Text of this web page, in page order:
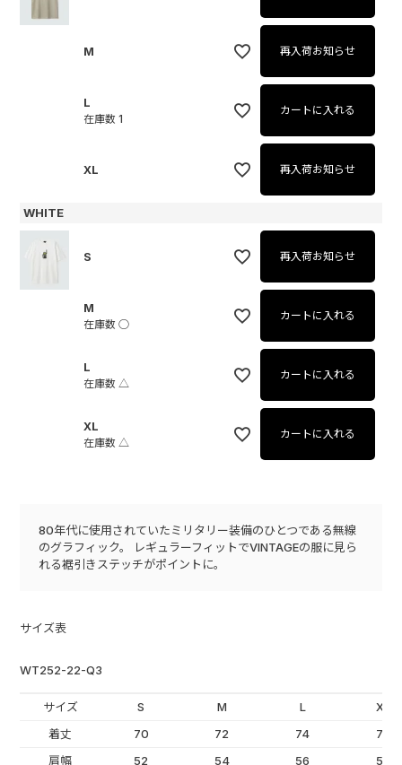
M 再入荷お知らせ
L
在庫数 1
カートに入れる
XL 再入荷お知らせ
WHITE
S 再入荷お知らせ
M
在庫数 ○
カートに入れる
L
在庫数 △
カートに入れる
XL
在庫数 △
カートに入れる
80年代に使用されていたミリタリー装備のひとつである無線
のグラフィック。 レギュラーフィットでVINTAGEの服に見ら
れる裾引きステッチがポイントに。
サイズ表
WT252-22-Q3
サイズ S M L
XL
着丈
70 72 74
76
肩幅
52 54 56 58